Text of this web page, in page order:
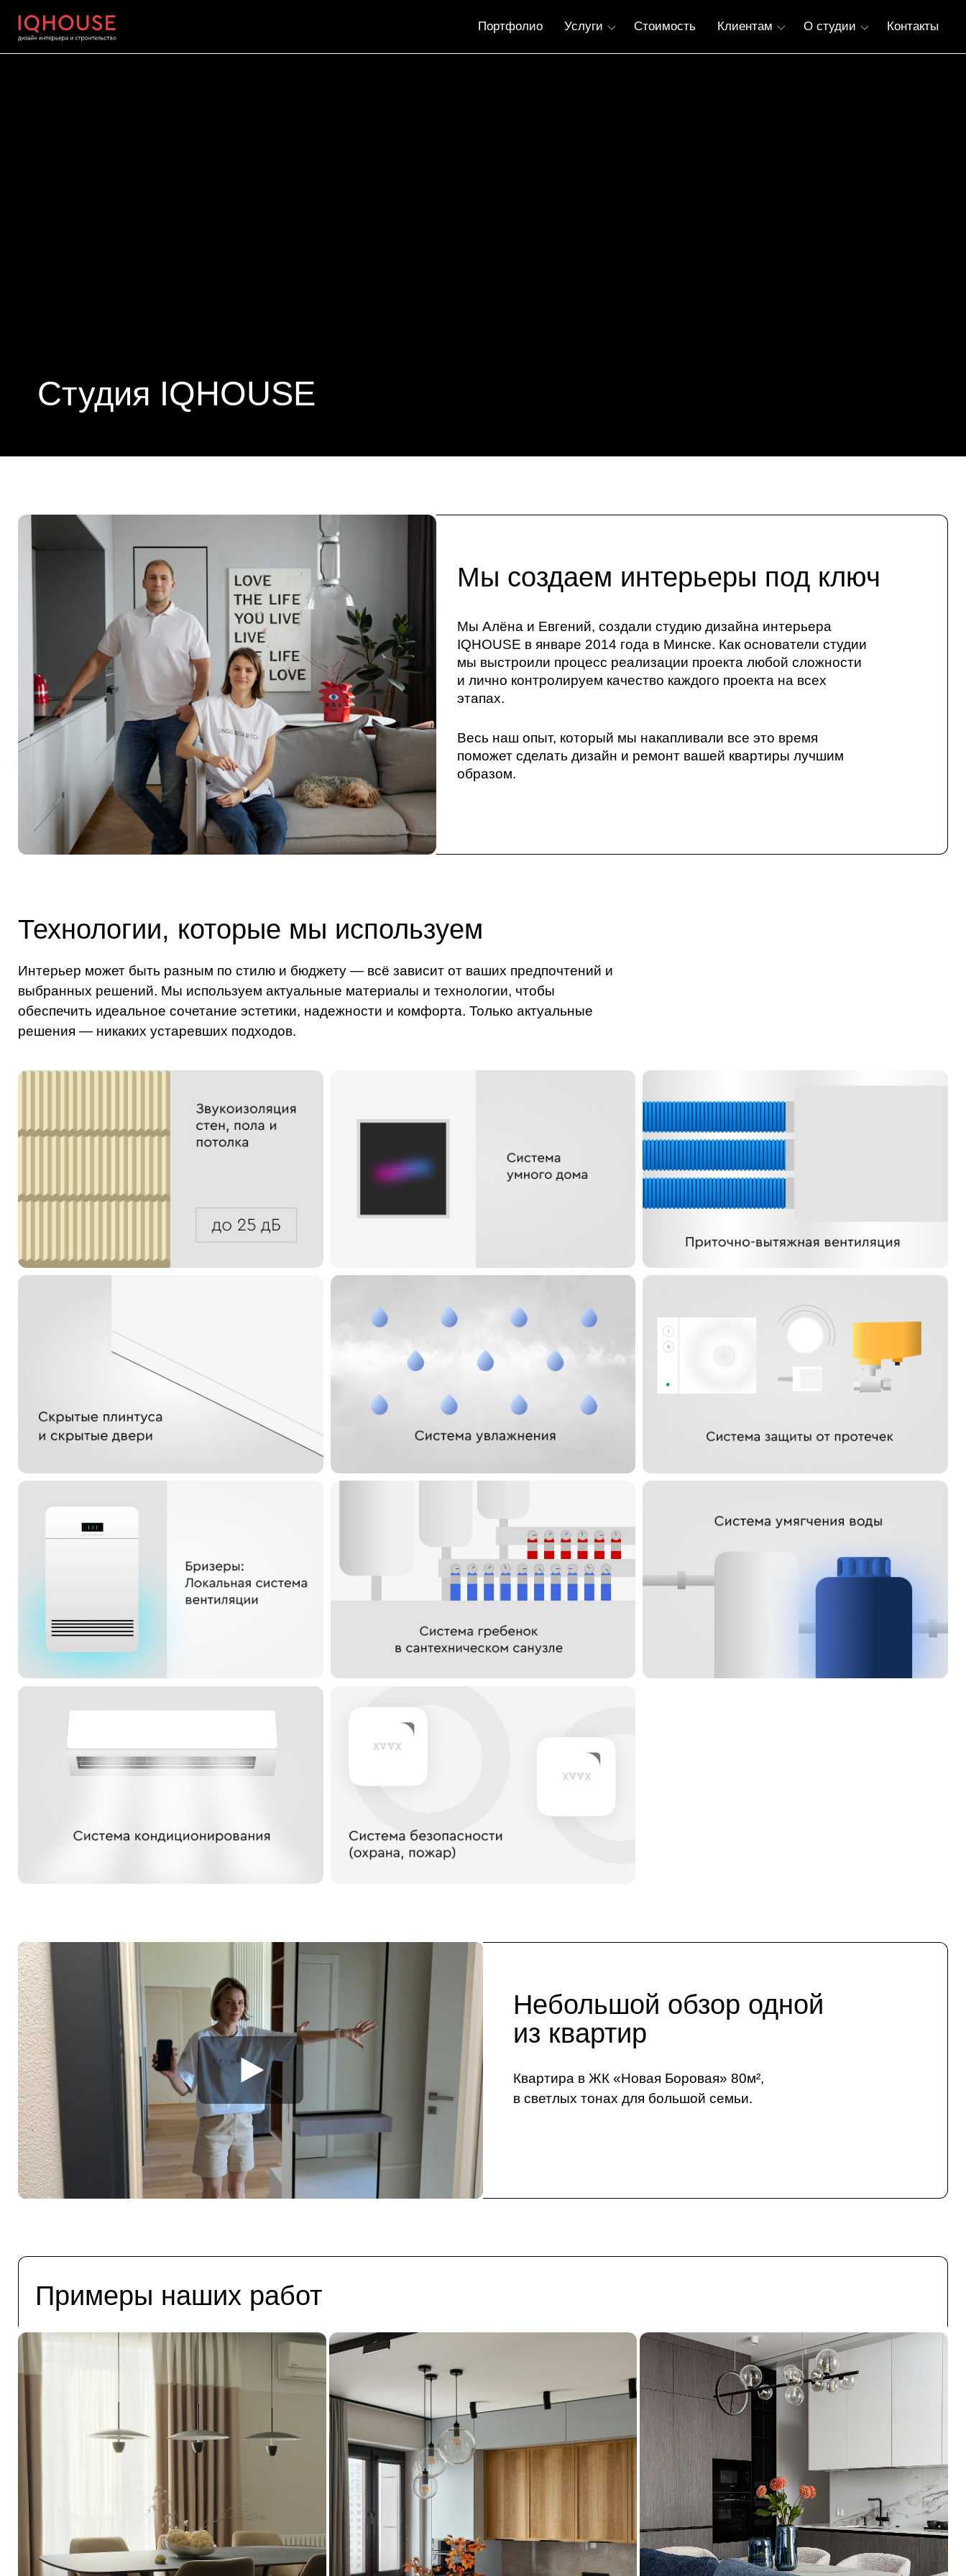
Портфолио Услуги Стоимость Клиентам О студии Контакты
Студия IQHOUSE
Мы создаем интерьеры под ключ
Мы Алёна и Евгений, создали студию дизайна интерьера
IQHOUSE в январе 2014 года в Минске. Как основатели студии
мы выстроили процесс реализации проекта любой сложности
и лично контролируем качество каждого проекта на всех
этапах.
Весь наш опыт, который мы накапливали все это время
поможет сделать дизайн и ремонт вашей квартиры лучшим
образом.
Технологии, которые мы используем
Интерьер может быть разным по стилю и бюджету — всё зависит от ваших предпочтений и
выбранных решений. Мы используем актуальные материалы и технологии, чтобы
обеспечить идеальное сочетание эстетики, надежности и комфорта. Только актуальные
решения — никаких устаревших подходов.
Небольшой обзор одной
из квартир
Квартира в ЖК «Новая Боровая» 80м²,
в светлых тонах для большой семьи.
Примеры наших работ